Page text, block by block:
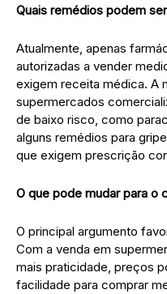
Quais remédios podem
Atualmente, apenas
autorizadas a vender
exigem receita médica. A
supermercados
de baixo risco, como
alguns remédios para
que exigem prescrição
O que pode mudar para o
O principal argumento
Com a venda em
mais praticidade, preços
facilidade para comprar